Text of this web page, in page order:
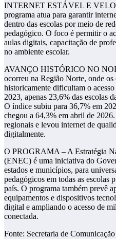
INTERNET ESTÁVEL E
programa atua para garantir
dentro das escolas por meio de
pedagógico. O foco é permitir o
aulas digitais, capacitação de
no ambiente escolar.
AVANÇO HISTÓRICO NO
ocorreu na Região Norte, onde
historicamente dificultam o
2023, apenas 23,6% das escolas
O índice subiu para 36,7% em
chegou a 64,3% em abril de
regionais e levou internet de
digitalmente.
O PROGRAMA – A Estratégia
(ENEC) é uma iniciativa do
estados e municípios, para
pedagógicos em todas as escolas
país. O programa também prevê
equipamentos e dispositivos
digital e ampliando o acesso de
conectada.
Fonte: Secretaria de